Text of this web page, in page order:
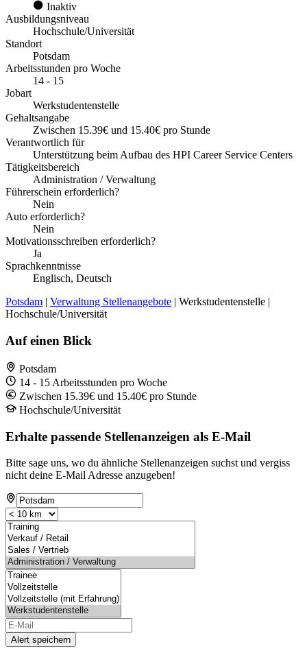
Inaktiv
Ausbildungsniveau
Hochschule/Universität
Standort
Potsdam
Arbeitsstunden pro Woche
14 - 15
Jobart
Werkstudentenstelle
Gehaltsangabe
Zwischen 15.39€ und 15.40€ pro Stunde
Verantwortlich für
Unterstützung beim Aufbau des HPI Career Service Centers
Tätigkeitsbereich
Administration / Verwaltung
Führerschein erforderlich?
Nein
Auto erforderlich?
Nein
Motivationsschreiben erforderlich?
Ja
Sprachkenntnisse
Englisch, Deutsch
Potsdam | Verwaltung Stellenangebote | Werkstudentenstelle |
Hochschule/Universität
Auf einen Blick
Potsdam
14 - 15 Arbeitsstunden pro Woche
Zwischen 15.39€ und 15.40€ pro Stunde
Hochschule/Universität
Erhalte passende Stellenanzeigen als E-Mail
Bitte sage uns, wo du ähnliche Stellenanzeigen suchst und vergiss
nicht deine E-Mail Adresse anzugeben!
Alert speichern